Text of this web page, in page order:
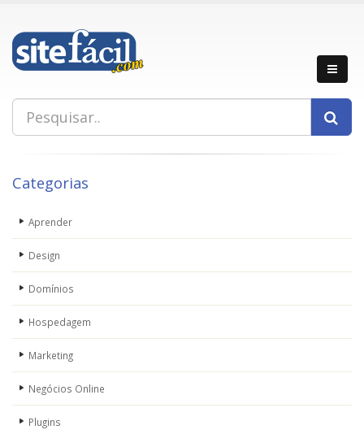
Categorias
Aprender
Design
Domínios
Hospedagem
Marketing
Negócios Online
Plugins